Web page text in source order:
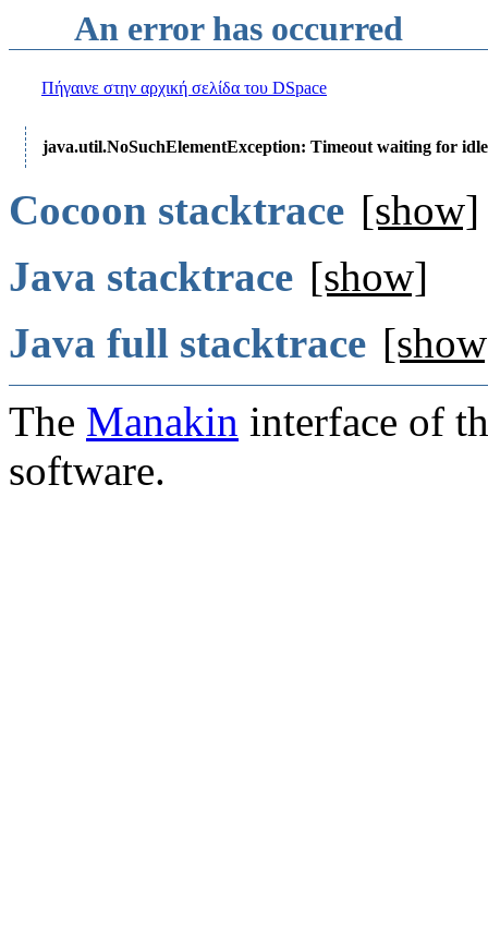
An error has occurred
Πήγαινε στην αρχική σελίδα του DSpace
java.util.NoSuchElementException: Timeout waiting for
Cocoon stacktrace [show]
Java stacktrace [show]
Java full stacktrace
The Manakin interface of
software.